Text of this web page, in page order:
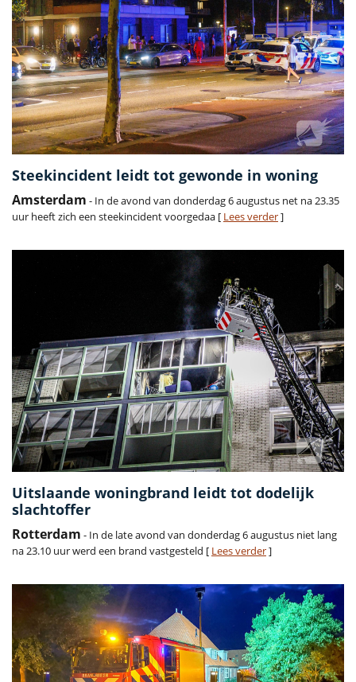
Steekincident leidt tot gewonde in woning
Amsterdam - In de avond van donderdag 6 augustus net na 23.35
uur heeft zich een steekincident voorgedaa [ Lees verder]
Uitslaande woningbrand leidt tot dodelijk
slachtoffer
Rotterdam - In de late avond van donderdag 6 augustus niet lang
na 23.10 uur werd een brand vastgesteld [ Lees verder]